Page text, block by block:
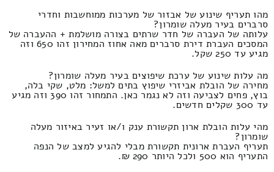
מהו תעריף שינוע של אבזור של מערכות ממוחשבות וחדרי
סרברים בעיר מעלה שומרון?
עלותה של העברה של חדר שרתים בצורה מושלמת + ההעברה של
המסכים העברת דירת סרברים מאה אחוז המחירון זהו 650 וזה
מגיע עד 250 שקל.
מה עלות שינוע של ערכת שיפוצים בעיר מעלה שומרון?
מחירה של הובלת אביזרי שיפוץ בתים למשל: מלט, שקי בלה,
בוץ, פחים לצביעה וזה לא נגמר כאן. התמחור זהו 390 וזה מגיע
עד 300 שקלים חדשים.
מהי עלות הובלת ארון תקשורת ענק ו/או זעיר באיזור מעלה
שומרון?
תעריף העברת ארונית תקשורת מבלי להגיע למצב של הנפה
התעריף הוא 500 ולכל היותר 290 ₪.